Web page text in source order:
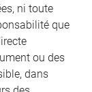
ni toute
que
ou des
dans